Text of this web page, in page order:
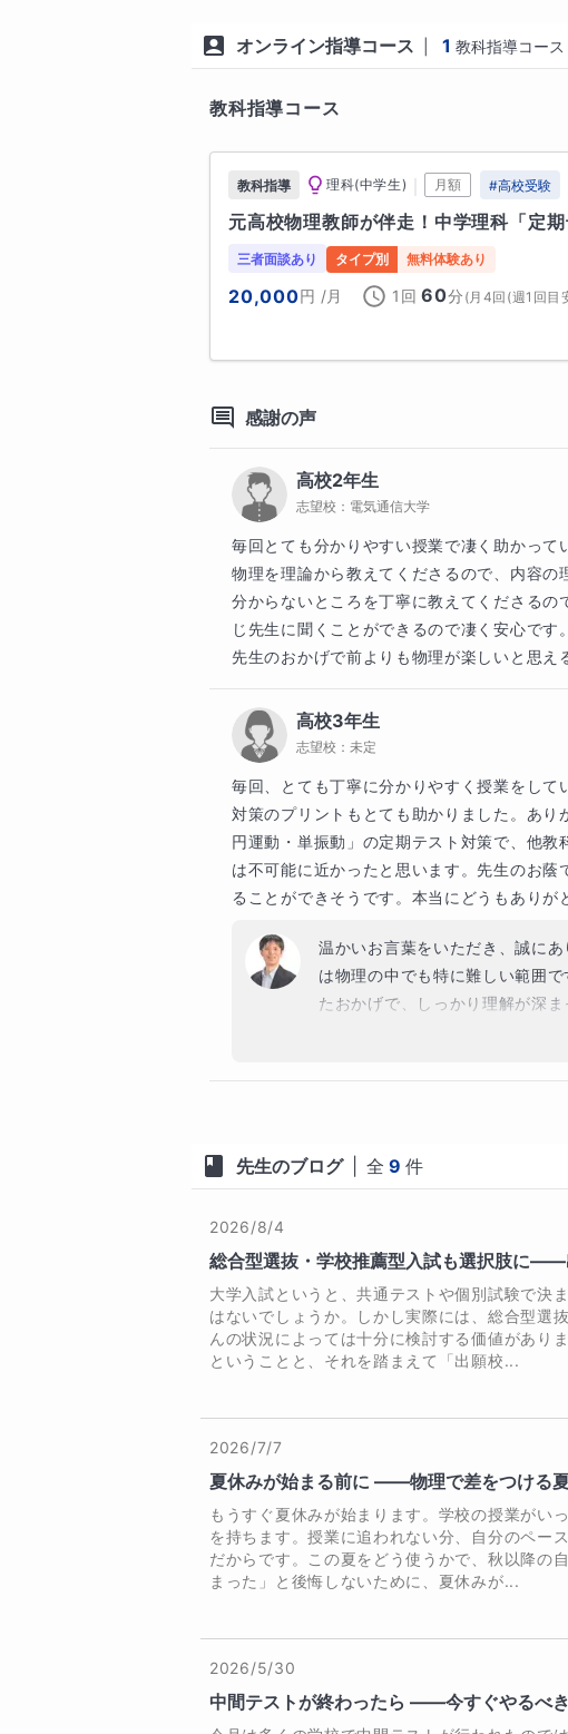
寧に解説します。
⭐️ 何をしてくれるの？（指導の内容と事例
◎ 高校生
「わからない」の根本原因を解消し、自
教科書の説明だけではイメージしにくい
寧にかみ砕いて説明します。基礎の「抜
きに「どう考えればいいのか」という解
・定期テスト成績アップ
（生徒A：28点→65点 / 生徒B：42点
・物理知識ゼロの状態 → 半年間の伴走で
・入試2週間前の集中特訓により、第一志
学校のペースに合わせたフォローや基礎固
進度の速い一貫校の授業や、つまずきや
めの「しっかりとした土台」を一緒に作
【指導事例】
・中高一貫校の速い進度に取り残されて
・中学理科・実験レポート作成指導　S評
「物理を習わずに大学に入り、講義につ
ルの基礎から、大学の講義を理解するた
【指導事例】
・高校物理未履修（文系）の大学生に対
の単位獲得・進級をサポート。
◎小学生
理科の楽しさと自由研究のサポート
日々の学習サポートに加え、自由研究の
ルの指導や審査経験を活かし、お子様の
【指導事例】
㊗️同志社大学 理工学部
㊗️立命館大学 理工学部
㊗️法政大学 理工学部
今年の三年生のみなさんもよく頑張りま
2025年度入試より以前の指導・実績
〇総合選抜型入試、学校推薦型入試（旧
京都大学（医学人間）、東北大学（理・
弘前大学（理工）、山形大学（医）、明
〇一般選抜
国公立大
東京大学（理Ⅰ・理Ⅱ）、京都大学（工）
北海道大学（総合理系）、東京科学大学
東京都立大学、埼玉大学、金沢大学、静
（理・工）
宇都宮大学（工）、群馬大学（工）、茨
私立大
早稲田大学（理工）、東京理科大学、芝
​【生徒さんからのメッセージ】
先生は、私にとってまさに「恩師」と呼
理の本質を深く理解できるようになりま
先生が本質から丁寧に解説してくださっ
問題でも解法が自然と浮かぶようになり
卒業後のことまで親身にアドバイスをい
本番の口頭試問で満点を取れたのも、面
生のご指導のおかげです。
⭐Kさん　お茶の水女子大学（理） 前期合
私は先生に物理を教えていただき、主に
が、目標点をとることができました。ご
っています。
⭐Fさん　学年末テストで成績向上
熱力学の現象や公式を一つひとつ丁寧に
合わせて指導してくださいました。親身
に伸び、自信が持てるようになりました
思います。
⭐Yさんの保護者　大学1年の数学と物理で
先生の丁寧で根気強い授業のおかげで、
オンライン指導コース 1 教科指導コース
教科指導コース
教科指導 理科(中学生) 月額 #高校受験
元高校物理教師が伴走！中学理科「定
三者面談あり タイプ別 無料体験あり
20,000円 /月 1回 60分 ( 月4回(週1回目
感謝の声
高校2年生
志望校： 電気通信大学
毎回とても分かりやすい授業で凄く助かって
物理を理論から教えてくださるので、内容の
分からないところを丁寧に教えてくださる
じ先生に聞くことができるので凄く安心です。
先生のおかげで前よりも物理が楽しいと思え
高校3年生
志望校： 未定
毎回、とても丁寧に分かりやすく授業をし
対策のプリントもとても助かりました。あり
円運動・単振動」の定期テスト対策で、他
は不可能に近かったと思います。先生のお
ることができそうです。本当にどうもありが
温かいお言葉をいただき、誠に
は物理の中でも特に難しい範囲
たおかげで、しっかり理解が深
でいただけるとのこと、私もと
先生のブログ 全 9 件
2026/8/4
総合型選抜・学校推薦型入試も選択肢に
大学入試というと、共通テストや個別試験で決
はないでしょうか。しかし実際には、総合型選
んの状況によっては十分に検討する価値があり
ということと、それを踏まえて「出願校...
2026/7/7
夏休みが始まる前に ——物理で差をつける
もうすぐ夏休みが始まります。学校の授業がい
を持ちます。授業に追われない分、自分のペー
だからです。この夏をどう使うかで、秋以降の
まった」と後悔しないために、夏休みが...
2026/5/30
中間テストが終わったら ——今すぐやるべ